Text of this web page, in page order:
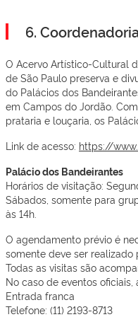
6.
O Acervo Artístico-Cultural
de São Paulo preserva e
do Palácios dos
em Campos do Jordão.
prataria e louçaria, os
Link de acesso: https://
Palácio dos Bandeirantes
Horários de visitação:
Sábados, somente para
às 14h.
O agendamento prévio é
somente deve ser
Todas as visitas são
No caso de eventos
Entrada franca
Telefone: (11) 2193-8713